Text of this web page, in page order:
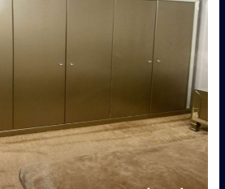
0560485279
شركة
العز